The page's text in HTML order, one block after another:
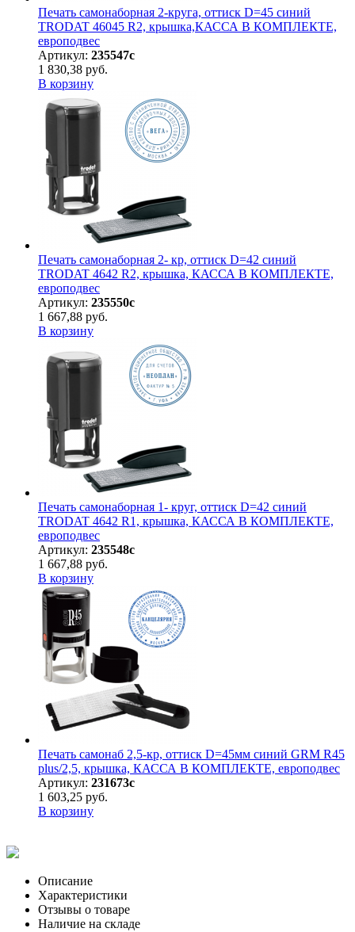
Печать самонаборная 2-круга, оттиск D=45 синий
TRODAT 46045 R2, крышка,КАССА В КОМПЛЕКТЕ,
европодвес
Артикул: 235547с
1 830,38 руб.
В корзину
Печать самонаборная 2- кр, оттиск D=42 синий
TRODAT 4642 R2, крышка, КАССА В КОМПЛЕКТЕ,
европодвес
Артикул: 235550с
1 667,88 руб.
В корзину
Печать самонаборная 1- круг, оттиск D=42 синий
TRODAT 4642 R1, крышка, КАССА В КОМПЛЕКТЕ,
европодвес
Артикул: 235548с
1 667,88 руб.
В корзину
Печать самонаб 2,5-кр, оттиск D=45мм синий GRM R45
plus/2,5, крышка, КАССА В КОМПЛЕКТЕ, европодвес
Артикул: 231673с
1 603,25 руб.
В корзину
Описание
Характеристики
Отзывы о товаре
Наличие на складе